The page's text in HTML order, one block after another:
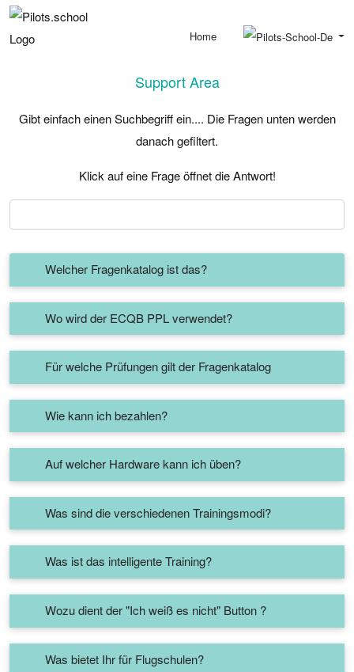
Home
Support Area
Gibt einfach einen Suchbegriff ein.... Die Fragen unten werden
danach gefiltert.
Klick auf eine Frage öffnet die Antwort!
Welcher Fragenkatalog ist das?
Wo wird der ECQB PPL verwendet?
Für welche Prüfungen gilt der Fragenkatalog
Wie kann ich bezahlen?
Auf welcher Hardware kann ich üben?
Was sind die verschiedenen Trainingsmodi?
Was ist das intelligente Training?
Wozu dient der "Ich weiß es nicht" Button ?
Was bietet Ihr für Flugschulen?